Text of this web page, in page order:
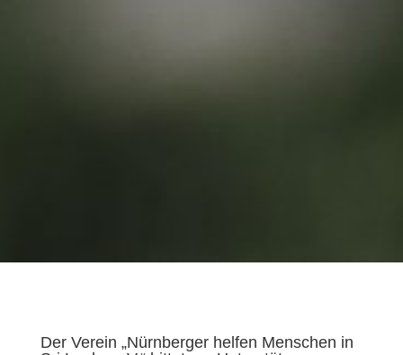
Der Verein „Nürnberger helfen Menschen in